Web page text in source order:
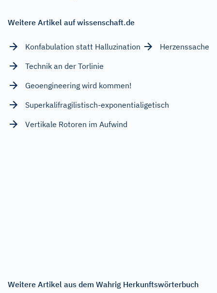
Weitere Artikel auf wissenschaft.de
Konfabulation statt Halluzination
Herzenssache
Technik an der Torlinie
Geoengineering wird kommen!
Superkalifragilistisch-exponentialigetisch
Vertikale Rotoren im Aufwind
Weitere Artikel aus dem Wahrig Herkunftswörterbuch